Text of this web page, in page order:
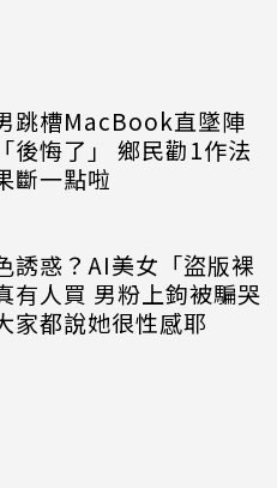
跳槽MacBook直墜陣
後悔了」 鄉民勸1作法
斷一點啦
誘惑？AI美女「盜版裸
有人買 男粉上鉤被騙哭
家都說她很性感耶